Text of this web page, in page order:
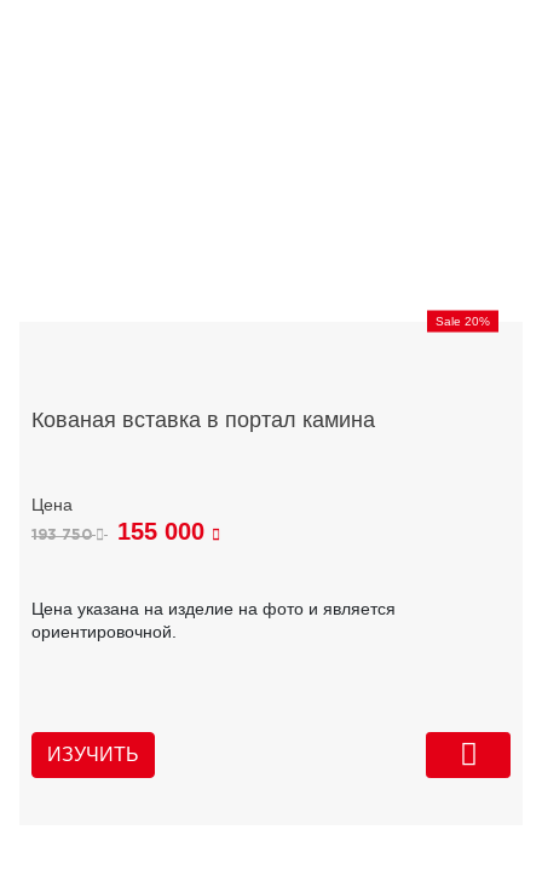
Sale 20%
Кованая вставка в портал камина
193 750 155 000
Цена указана на изделие на фото и является
ориентировочной.
ИЗУЧИТЬ